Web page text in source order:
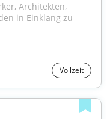
Architekten,
in Einklang zu
Vollzeit